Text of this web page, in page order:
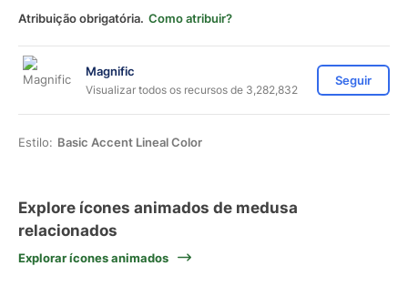
Atribuição obrigatória. Como atribuir?
Magnific
Visualizar todos os recursos de 3,282,832
Seguir
Estilo: Basic Accent Lineal Color
Explore ícones animados de medusa
relacionados
Explorar ícones animados